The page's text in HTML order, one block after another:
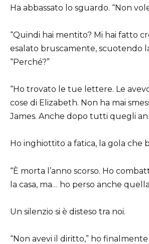
Ha abbassato lo sguardo. “Non
“Quindi hai mentito? Mi hai fatto
esalato bruscamente, scuotendo
“Perché?”
“Ho trovato le tue lettere. Le
cose di Elizabeth. Non ha mai
James. Anche dopo tutti quegli
Ho inghiottito a fatica, la gola che
“È morta l’anno scorso. Ho
la casa, ma… ho perso anche
Un silenzio si è disteso tra noi.
“Non avevi il diritto,” ho